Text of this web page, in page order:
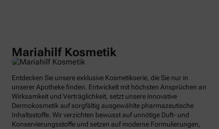
Mariahilf Kosmetik
Entdecken Sie unsere exklusive Kosmetikserie, die Sie nur in
unserer Apotheke finden. Entwickelt mit höchsten Ansprüchen an
Wirksamkeit und Verträglichkeit, setzt unsere innovative
Dermokosmetik auf sorgfältig ausgewählte pharmazeutische
Inhaltsstoffe. Wir verzichten bewusst auf unnötige Duft- und
Konservierungsstoffe und setzen auf moderne Formulierungen,